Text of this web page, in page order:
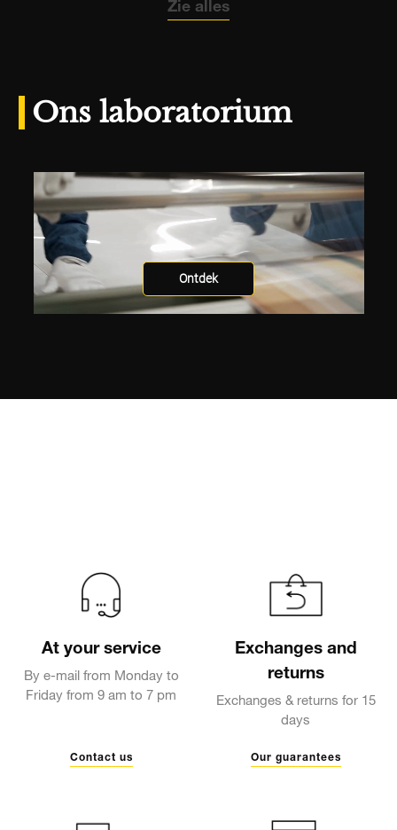
Zie alles
Ons laboratorium
Ontdek
At your service
By e-mail from Monday to
Friday from 9 am to 7 pm
Contact us
Exchanges and
returns
Exchanges & returns for 15
days
Our guarantees